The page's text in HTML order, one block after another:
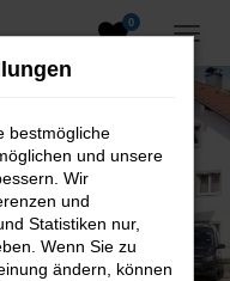
0
bestmögliche
und unsere
Wir
und
Statistiken nur,
Wenn Sie zu
ändern, können